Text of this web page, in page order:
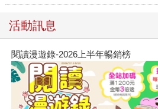
活動訊息
閱讀漫遊錄-2026上半年暢銷榜